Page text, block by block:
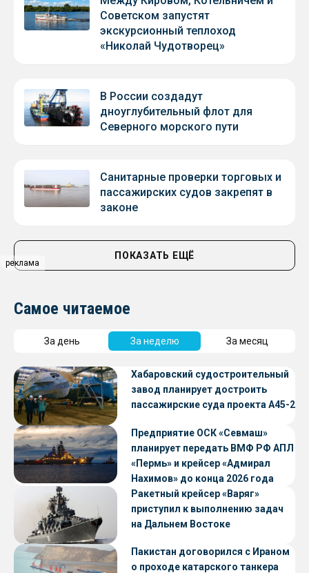
реклама
Советском запустят
экскурсионный теплоход
«Николай Чудотворец»
В России создадут
дноуглубительный флот для
Северного морского пути
Санитарные проверки торговых и
пассажирских судов закрепят в
законе
ПОКАЗАТЬ ЕЩЁ
Самое читаемое
За день За неделю За месяц
Хабаровский судостроительный
завод планирует достроить
пассажирские суда проекта А45-2
Предприятие ОСК «Севмаш»
планирует передать ВМФ РФ АПЛ
«Пермь» и крейсер «Адмирал
Нахимов» до конца 2026 года
Ракетный крейсер «Варяг»
приступил к выполнению задач
на Дальнем Востоке
Пакистан договорился с Ираном
о проходе катарского танкера